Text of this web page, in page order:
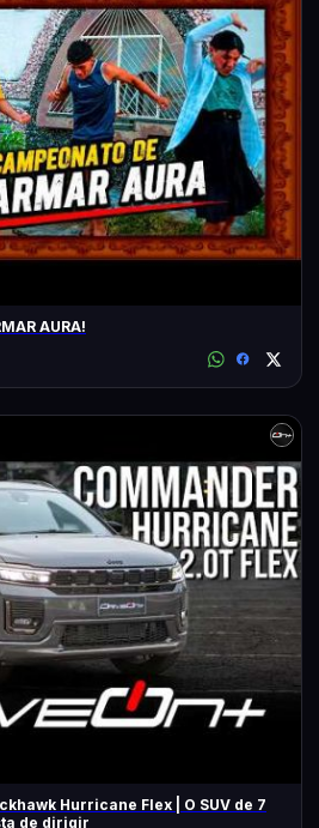
AURA!
Hurricane Flex | O SUV de 7
de dirigir